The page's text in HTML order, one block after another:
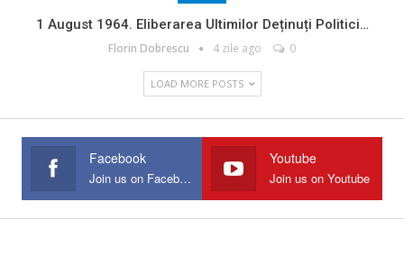
1 August 1964. Eliberarea Ultimilor Deținuți Politici…
Florin Dobrescu 4 zile ago 0
LOAD MORE POSTS
Facebook
Join us on Facebook
Youtube
Join us on Youtube